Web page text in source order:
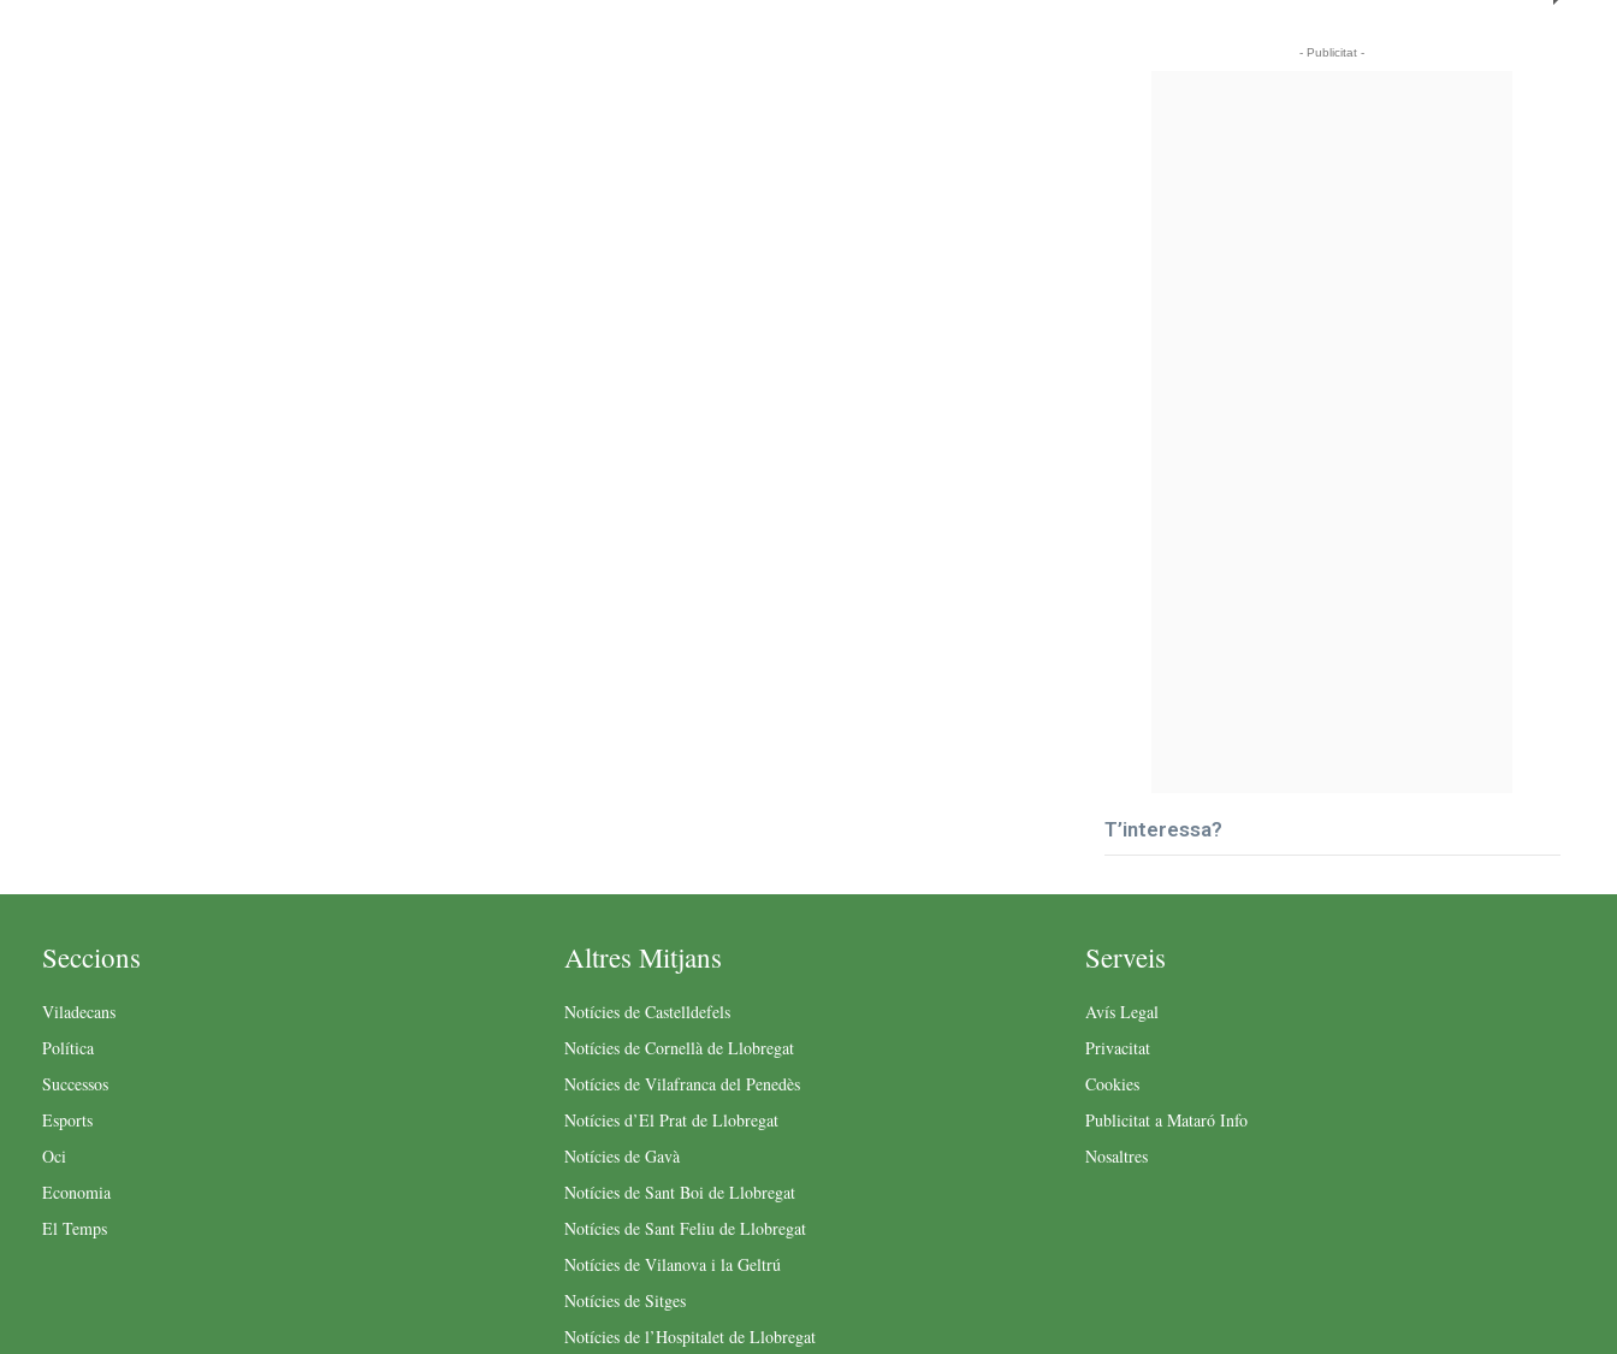
- Publicitat -
T’interessa?
Seccions
Viladecans
Política
Successos
Esports
Oci
Economia
El Temps
Altres Mitjans
Notícies de Castelldefels
Notícies de Cornellà de Llobregat
Notícies de Vilafranca del Penedès
Notícies d’El Prat de Llobregat
Notícies de Gavà
Notícies de Sant Boi de Llobregat
Notícies de Sant Feliu de Llobregat
Notícies de Vilanova i la Geltrú
Notícies de Sitges
Notícies de l’Hospitalet de Llobregat
Serveis
Avís Legal
Privacitat
Cookies
Publicitat a Mataró Info
Nosaltres